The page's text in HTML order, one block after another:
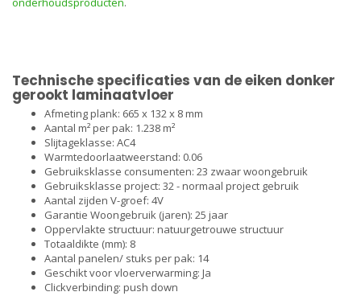
Technische specificaties van de eiken donker
gerookt laminaatvloer
Afmeting plank: 665 x 132 x 8 mm
Aantal m² per pak: 1.238 m²
Slijtageklasse: AC4
Warmtedoorlaatweerstand: 0.06
Gebruiksklasse consumenten: 23 zwaar woongebruik
Gebruiksklasse project: 32 - normaal project gebruik
Aantal zijden V-groef: 4V
Garantie Woongebruik (jaren): 25 jaar
Oppervlakte structuur: natuurgetrouwe structuur
Totaaldikte (mm): 8
Aantal panelen/ stuks per pak: 14
Geschikt voor vloerverwarming: Ja
Clickverbinding: push down